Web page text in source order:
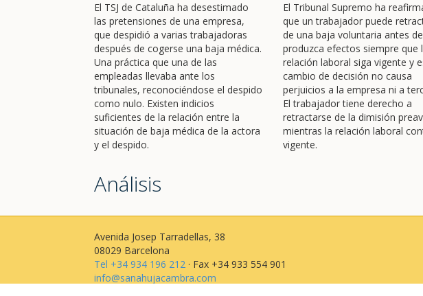
El TSJ de Cataluña ha desestimado
las pretensiones de una empresa,
que despidió a varias trabajadoras
después de cogerse una baja médica.
Una práctica que una de las
empleadas llevaba ante los
tribunales, reconociéndose el despido
como nulo. Existen indicios
suficientes de la relación entre la
situación de baja médica de la actora
y el despido.
El Tribunal Supremo ha
que un trabajador puede
de una baja voluntaria antes
produzca efectos siempre que
relación laboral siga vigente y
cambio de decisión no causa
perjuicios a la empresa ni a
El trabajador tiene derecho a
retractarse de la dimisión
mientras la relación laboral
vigente.
Análisis
Avenida Josep Tarradellas, 38
08029 Barcelona
Tel +34 934 196 212 · Fax +34 933 554 901
info@sanahujacambra.com